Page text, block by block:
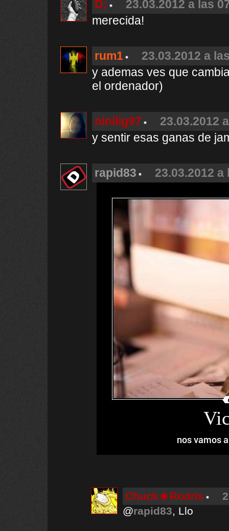
D;
23.03.2012 a las
merecida!
rum1
23.03.2012 a
y ademas ves que
el ordenador)
ninilig97
23.03.2012
y sentir esas ganas de
rapid83 23.03.2012 a
nos vamos
Chuck☻Rodris
@rapid83, Llo